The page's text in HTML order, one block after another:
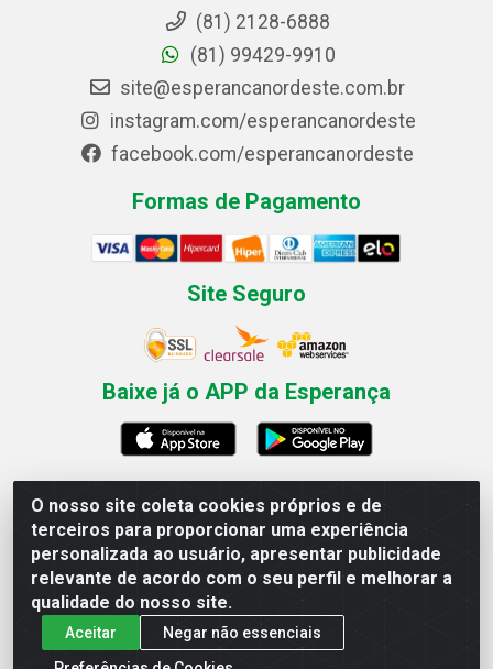
O nosso site coleta cookies próprios e de
terceiros para proporcionar uma experiência
personalizada ao usuário, apresentar publicidade
relevante de acordo com o seu perfil e melhorar a
qualidade do nosso site.
Aceitar
Negar não essenciais
(81) 2128-6888
(81) 99429-9910
site@esperancanordeste.com.br
instagram.com/esperancanordeste
facebook.com/esperancanordeste
Formas de Pagamento
Site Seguro
Baixe já o APP da Esperança
Esperança Nordeste - Rua Professor Caldas Filho, 291 -
Estância - Recife / PE CEP: 50771-335 - CNPJ
03.666.136/0001-23